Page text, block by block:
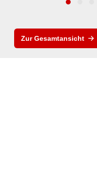
Zur Gesamtansicht